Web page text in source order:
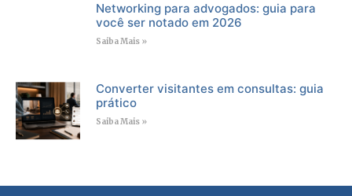
Networking para advogados: guia para
você ser notado em 2026
Saiba Mais »
Converter visitantes em consultas: guia
prático
Saiba Mais »